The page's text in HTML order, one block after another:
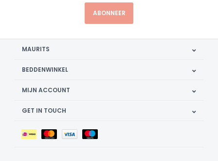
ABONNEER
MAURITS
BEDDENWINKEL
MIJN ACCOUNT
GET IN TOUCH